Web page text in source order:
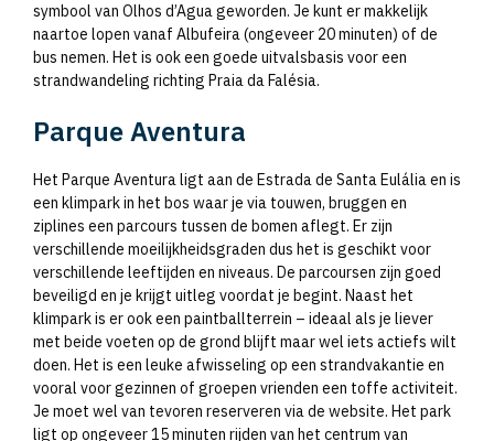
symbool van Olhos d’Agua geworden. Je kunt er makkelijk
naartoe lopen vanaf Albufeira (ongeveer 20 minuten) of de
bus nemen. Het is ook een goede uitvalsbasis voor een
strandwandeling richting Praia da Falésia.
Parque Aventura
Het Parque Aventura ligt aan de Estrada de Santa Eulália en is
een klimpark in het bos waar je via touwen, bruggen en
ziplines een parcours tussen de bomen aflegt. Er zijn
verschillende moeilijkheidsgraden dus het is geschikt voor
verschillende leeftijden en niveaus. De parcoursen zijn goed
beveiligd en je krijgt uitleg voordat je begint. Naast het
klimpark is er ook een paintballterrein – ideaal als je liever
met beide voeten op de grond blijft maar wel iets actiefs wilt
doen. Het is een leuke afwisseling op een strandvakantie en
vooral voor gezinnen of groepen vrienden een toffe activiteit.
Je moet wel van tevoren reserveren via de website. Het park
ligt op ongeveer 15 minuten rijden van het centrum van